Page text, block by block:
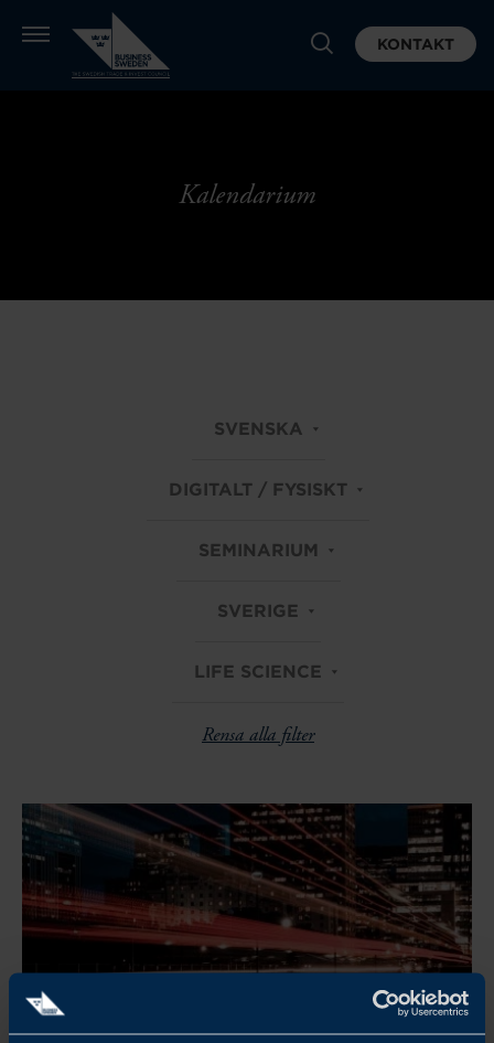
KONTAKT
Kalendarium
SVENSKA
DIGITALT / FYSISKT
SEMINARIUM
SVERIGE
LIFE SCIENCE
Rensa alla filter